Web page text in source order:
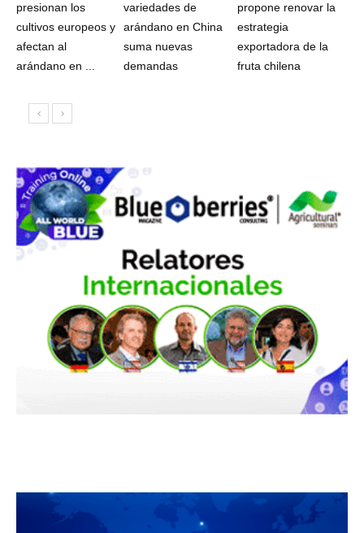
presionan los
cultivos europeos y
afectan al
arándano en ...
variedades de
arándano en China
suma nuevas
demandas
propone renovar la
estrategia
exportadora de la
fruta chilena